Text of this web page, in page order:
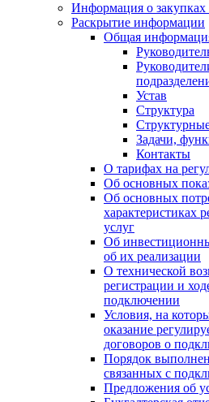
Информация о закупках
Раскрытие информации
Общая
Устав
Структура
Задачи,
Контакты
О тарифах на
Об основных
Об основных
характеристиках
услуг
Об
об их реализации
О технической
регистрации и
подключении
Условия, на
оказание
договоров о
Порядок
связанных с
Предложения об